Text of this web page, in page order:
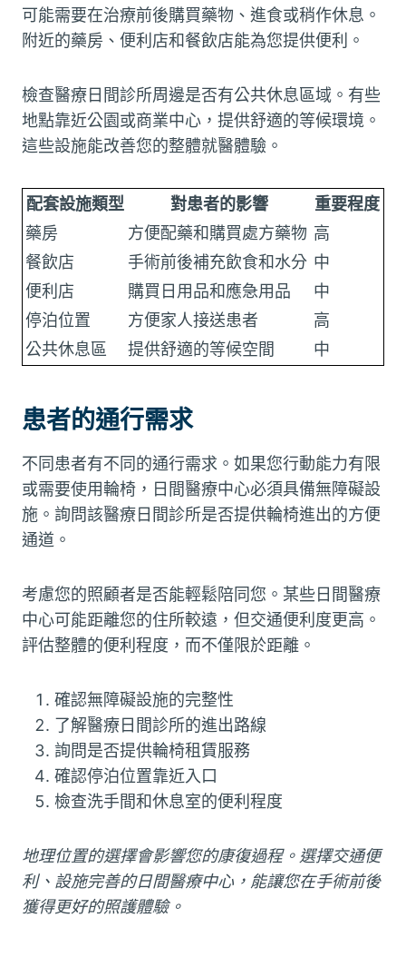
可能需要在治療前後購買藥物、進食或稍作休息。
附近的藥房、便利店和餐飲店能為您提供便利。
檢查醫療日間診所周邊是否有公共休息區域。有些
地點靠近公園或商業中心，提供舒適的等候環境。
這些設施能改善您的整體就醫體驗。
配套設施類型 對患者的影響
重要程度
藥房
方便配藥和購買處方藥物 高
餐飲店
手術前後補充飲食和水分 中
便利店
購買日用品和應急用品
中
停泊位置
方便家人接送患者
高
公共休息區
提供舒適的等候空間 中
患者的通行需求
不同患者有不同的通行需求。如果您行動能力有限
或需要使用輪椅，日間醫療中心必須具備無障礙設
施。詢問該醫療日間診所是否提供輪椅進出的方便
通道。
考慮您的照顧者是否能輕鬆陪同您。某些日間醫療
中心可能距離您的住所較遠，但交通便利度更高。
評估整體的便利程度，而不僅限於距離。
確認無障礙設施的完整性
了解醫療日間診所的進出路線
詢問是否提供輪椅租賃服務
確認停泊位置靠近入口
檢查洗手間和休息室的便利程度
地理位置的選擇會影響您的康復過程。選擇交通便
利、設施完善的日間醫療中心，能讓您在手術前後
獲得更好的照護體驗。